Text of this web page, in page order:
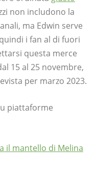
non includono la
ma Edwin serve
i fan al di fuori
questa merce
15 al 25 novembre,
per marzo 2023.
piattaforme
il mantello di Melina